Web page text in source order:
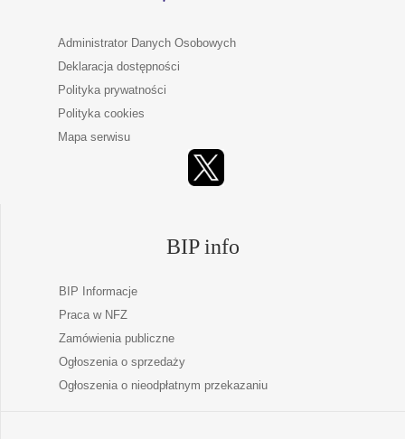
Administrator Danych Osobowych
Deklaracja dostępności
Polityka prywatności
Polityka cookies
Mapa serwisu
BIP info
BIP Informacje
Praca w NFZ
Zamówienia publiczne
Ogłoszenia o sprzedaży
Ogłoszenia o nieodpłatnym przekazaniu